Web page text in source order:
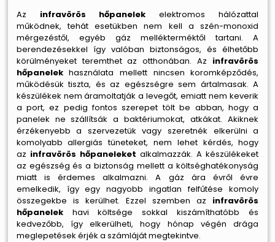
Az infravörös hőpanelek elektromos hálózattal
működnek, tehát esetükben nem kell a szén-monoxid
mérgezéstől, egyéb gáz mellékterméktől tartani. A
berendezésekkel így valóban biztonságos, és élhetőbb
körülményeket teremthet az otthonában. Az infravörös
hőpanelekhasználata mellett nincsen koromképződés,
működésük tiszta, és az egészségre sem ártalmasak. A
készülékek nem áramoltatják a levegőt, emiatt nem keverik
a port, ez pedig fontos szerepet tölt be abban, hogy a
panelek ne szállítsák a baktériumokat, atkákat. Akiknek
érzékenyebb a szervezetük vagy szeretnék elkerülni a
komolyabb allergiás tüneteket, nem lehet kérdés, hogy
az infravörös hőpaneleket alkalmazzák. A készülékeket
az egészség és a biztonság mellett a költséghatékonyság
miatt is érdemes alkalmazni. A gáz ára évről évre
emelkedik, így egy nagyobb ingatlan felfűtése komoly
összegekbe is kerülhet. Ezzel szemben az infravörös
hőpanelekhavi költsége sokkal kiszámíthatóbb és
kedvezőbb, így elkerülheti, hogy hónap végén drága
meglepetések érjék a számláját megtekintve.